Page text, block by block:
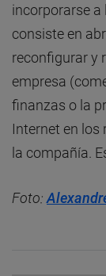
incorporarse a
consiste en
reconfigurar y
empresa
finanzas o la
Internet en los
la compañía.
Foto: